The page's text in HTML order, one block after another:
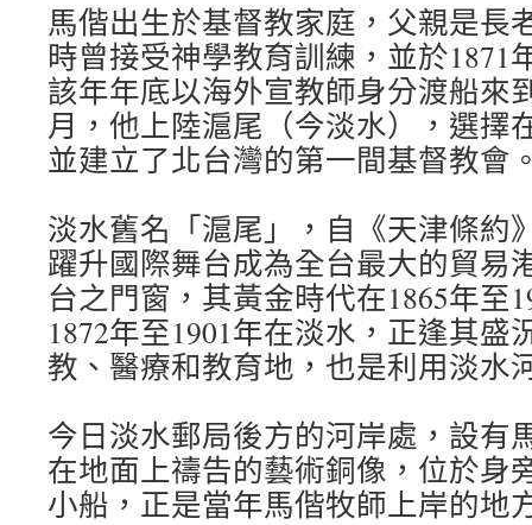
馬偕出生於基督教家庭，父親是長
時曾接受神學教育訓練，並於1871
該年年底以海外宣教師身分渡船來
月，他上陸滬尾（今淡水），選擇
並建立了北台灣的第一間基督教會
淡水舊名「滬尾」，自《天津條約
躍升國際舞台成為全台最大的貿易
台之門窗，其黃金時代在1865年至
1872年至1901年在淡水，正逢其盛
教、醫療和教育地，也是利用淡水
今日淡水郵局後方的河岸處，設有
在地面上禱告的藝術銅像，位於身
小船，正是當年馬偕牧師上岸的地